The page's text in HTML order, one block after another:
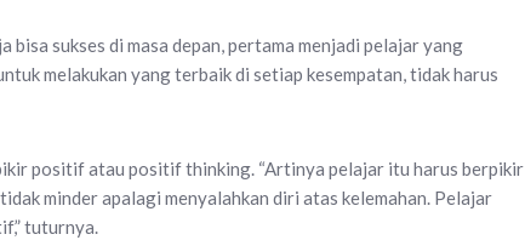
bisa sukses di masa depan, pertama menjadi pelajar yang
melakukan yang terbaik di setiap kesempatan, tidak harus
positif atau positif thinking. “Artinya pelajar itu harus berpikir
minder apalagi menyalahkan diri atas kelemahan. Pelajar
tuturnya.